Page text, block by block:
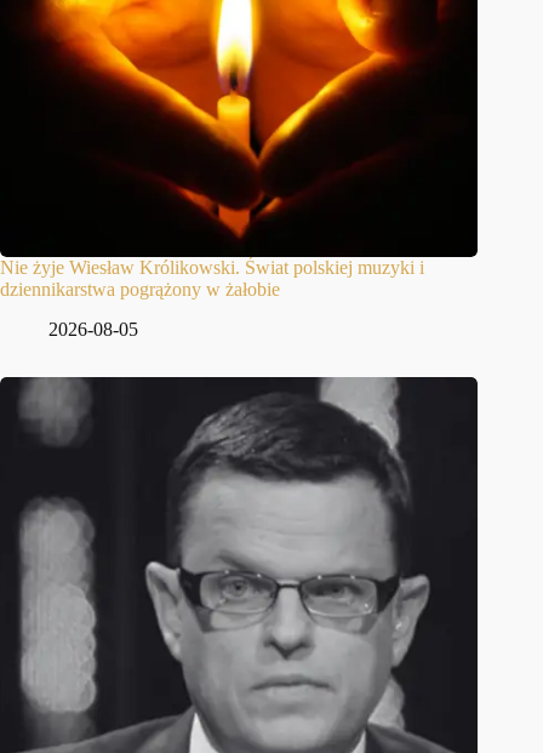
Nie żyje Wiesław Królikowski. Świat polskiej muzyki i
dziennikarstwa pogrążony w żałobie
2026-08-05